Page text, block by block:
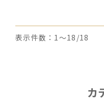
表示件数：1～18/18
カ